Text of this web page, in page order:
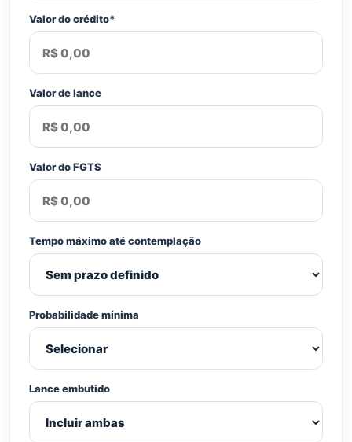
Valor do crédito*
Valor de lance
Valor do FGTS
Tempo máximo até contemplação
Probabilidade mínima
Lance embutido